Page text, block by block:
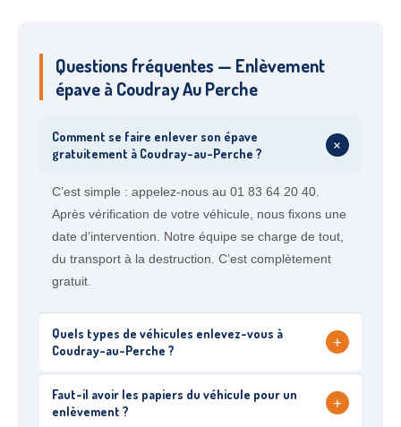
Questions fréquentes — Enlèvement
épave à Coudray Au Perche
Comment se faire enlever son épave
gratuitement à Coudray-au-Perche ?
+
C’est simple : appelez-nous au 01 83 64 20 40.
Après vérification de votre véhicule, nous fixons une
date d’intervention. Notre équipe se charge de tout,
du transport à la destruction. C’est complètement
gratuit.
Quels types de véhicules enlevez-vous à
Coudray-au-Perche ?
+
Faut-il avoir les papiers du véhicule pour un
enlèvement ?
+